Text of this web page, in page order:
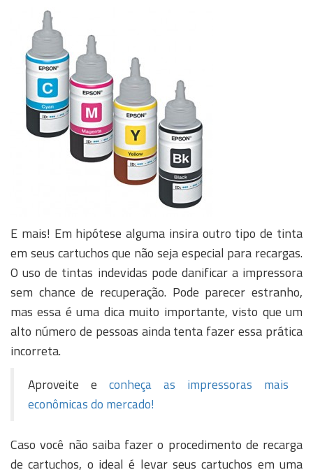
E mais! Em hipótese alguma insira outro tipo de tinta
em seus cartuchos que não seja especial para recargas.
O uso de tintas indevidas pode danificar a impressora
sem chance de recuperação. Pode parecer estranho,
mas essa é uma dica muito importante, visto que um
alto número de pessoas ainda tenta fazer essa prática
incorreta.
Aproveite e conheça as impressoras mais
econômicas do mercado!
Caso você não saiba fazer o procedimento de recarga
de cartuchos, o ideal é levar seus cartuchos em uma